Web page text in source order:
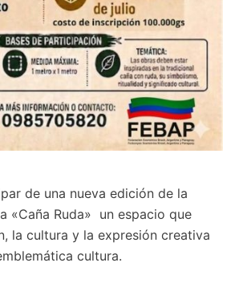
de una nueva edición de la
«Caña Ruda» un espacio que
la cultura y la expresión creativa
cultura.